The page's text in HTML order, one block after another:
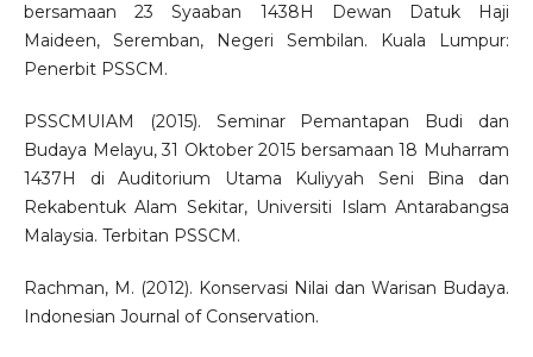
bersamaan 23 Syaaban 1438H Dewan Datuk Haji
Maideen, Seremban, Negeri Sembilan. Kuala Lumpur:
Penerbit PSSCM.
PSSCMUIAM (2015). Seminar Pemantapan Budi dan
Budaya Melayu, 31 Oktober 2015 bersamaan 18 Muharram
1437H di Auditorium Utama Kuliyyah Seni Bina dan
Rekabentuk Alam Sekitar, Universiti Islam Antarabangsa
Malaysia. Terbitan PSSCM.
Rachman, M. (2012). Konservasi Nilai dan Warisan Budaya.
Indonesian Journal of Conservation.